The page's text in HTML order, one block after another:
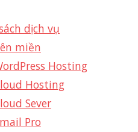
dịch vụ
miền
Hosting
Hosting
Sever
Pro